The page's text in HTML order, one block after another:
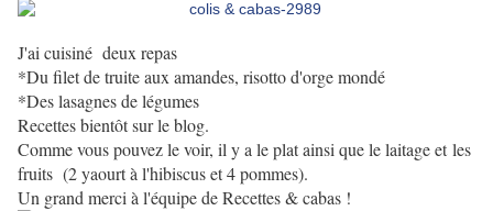
J'ai cuisiné deux repas
*Du filet de truite aux amandes, risotto d'orge mondé
*Des lasagnes de légumes
Recettes bientôt sur le blog.
Comme vous pouvez le voir, il y a le plat ainsi que le laitage et les
fruits (2 yaourt à l'hibiscus et 4 pommes).
Un grand merci à l'équipe de Recettes & cabas !